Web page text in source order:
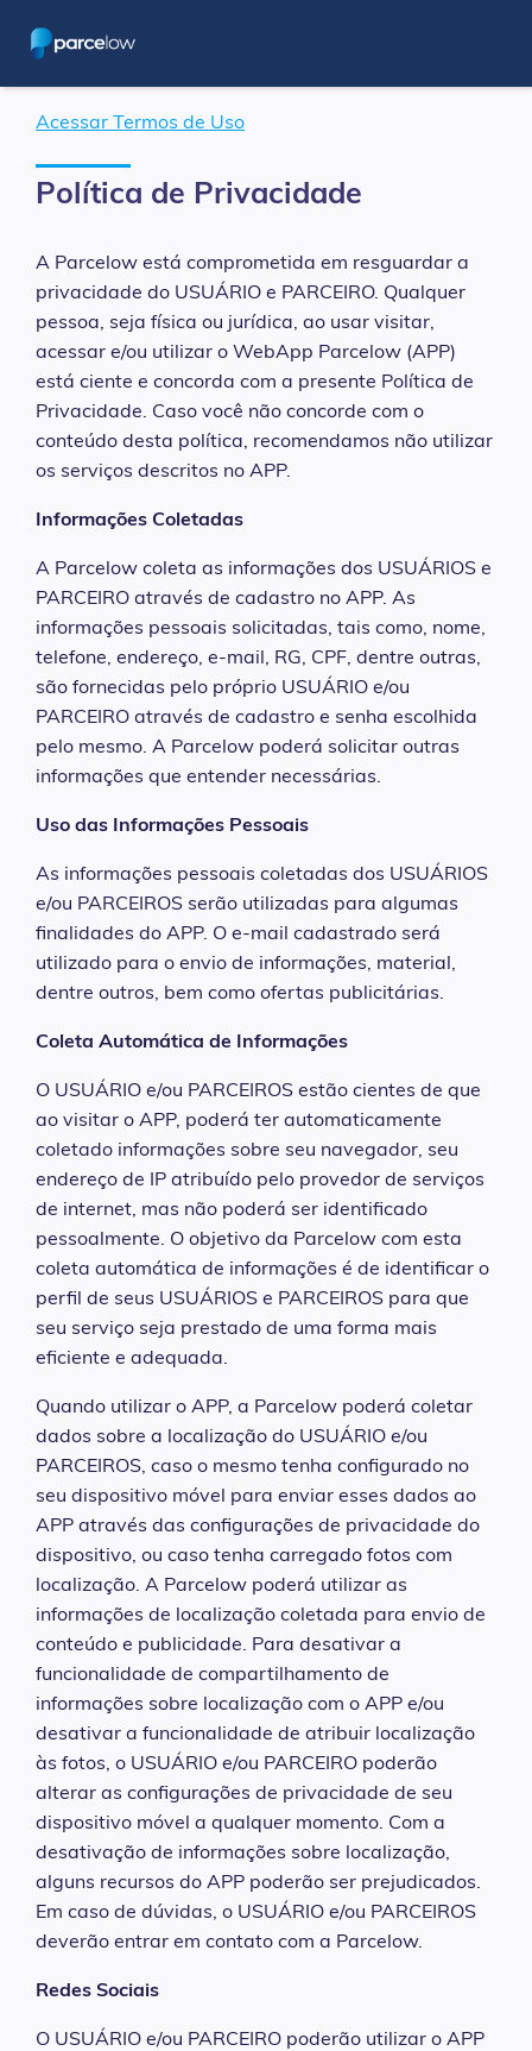
Acessar Termos de Uso
Política de Privacidade
A Parcelow está comprometida em resguardar a
privacidade do USUÁRIO e PARCEIRO. Qualquer
pessoa, seja física ou jurídica, ao usar visitar,
acessar e/ou utilizar o WebApp Parcelow (APP)
está ciente e concorda com a presente Política de
Privacidade. Caso você não concorde com o
conteúdo desta política, recomendamos não utilizar
os serviços descritos no APP.
Informações Coletadas
A Parcelow coleta as informações dos USUÁRIOS e
PARCEIRO através de cadastro no APP. As
informações pessoais solicitadas, tais como, nome,
telefone, endereço, e-mail, RG, CPF, dentre outras,
são fornecidas pelo próprio USUÁRIO e/ou
PARCEIRO através de cadastro e senha escolhida
pelo mesmo. A Parcelow poderá solicitar outras
informações que entender necessárias.
Uso das Informações Pessoais
As informações pessoais coletadas dos USUÁRIOS
e/ou PARCEIROS serão utilizadas para algumas
finalidades do APP. O e-mail cadastrado será
utilizado para o envio de informações, material,
dentre outros, bem como ofertas publicitárias.
Coleta Automática de Informações
O USUÁRIO e/ou PARCEIROS estão cientes de que
ao visitar o APP, poderá ter automaticamente
coletado informações sobre seu navegador, seu
endereço de IP atribuído pelo provedor de serviços
de internet, mas não poderá ser identificado
pessoalmente. O objetivo da Parcelow com esta
coleta automática de informações é de identificar o
perfil de seus USUÁRIOS e PARCEIROS para que
seu serviço seja prestado de uma forma mais
eficiente e adequada.
Quando utilizar o APP, a Parcelow poderá coletar
dados sobre a localização do USUÁRIO e/ou
PARCEIROS, caso o mesmo tenha configurado no
seu dispositivo móvel para enviar esses dados ao
APP através das configurações de privacidade do
dispositivo, ou caso tenha carregado fotos com
localização. A Parcelow poderá utilizar as
informações de localização coletada para envio de
conteúdo e publicidade. Para desativar a
funcionalidade de compartilhamento de
informações sobre localização com o APP e/ou
desativar a funcionalidade de atribuir localização
às fotos, o USUÁRIO e/ou PARCEIRO poderão
alterar as configurações de privacidade de seu
dispositivo móvel a qualquer momento. Com a
desativação de informações sobre localização,
alguns recursos do APP poderão ser prejudicados.
Em caso de dúvidas, o USUÁRIO e/ou PARCEIROS
deverão entrar em contato com a Parcelow.
Redes Sociais
O USUÁRIO e/ou PARCEIRO poderão utilizar o APP